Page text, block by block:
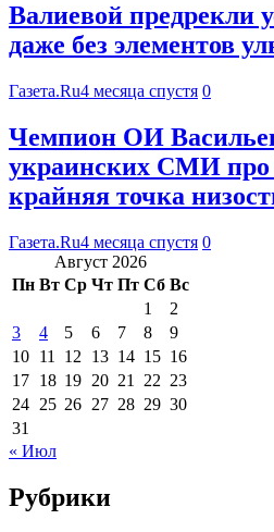
Валиевой предрекли
даже без элементов
Газета.Ru4 месяца спустя 0
Чемпион ОИ
украинских СМИ про
крайняя точка
Газета.Ru4 месяца спустя 0
Август 2026
Пн Вт Ср Чт Пт Сб Вс
1
2
3
4 5 6 7 8
9
10 11 12 13 14 15 16
17 18 19 20 21 22 23
24 25 26 27 28 29 30
31
« Июл
Рубрики